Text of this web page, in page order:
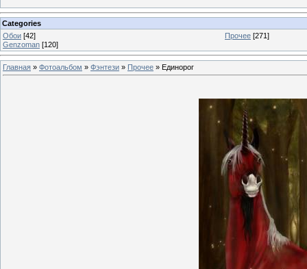
Categories
Обои [42] Прочее [271]
Genzoman [120]
Главная » Фотоальбом » Фэнтези » Прочее » Единорог